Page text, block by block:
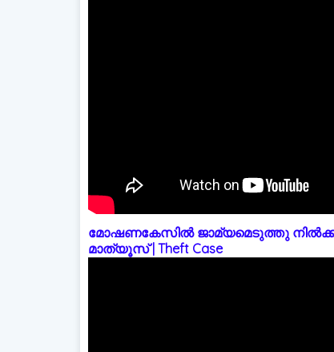
മോഷണകേസിൽ ജാമ്യമെടുത്തു
മാത്യൂസ് | Theft Case